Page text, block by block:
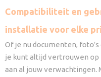
Compatibiliteit en
installatie voor elke
Of je nu documenten,
je kunt altijd vertrouwen
aan al jouw verwachtingen.